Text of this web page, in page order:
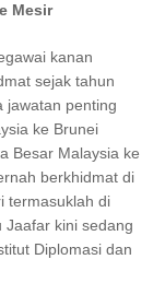
Mesir
kanan
sejak tahun
jawatan penting
ke Brunei
Besar Malaysia ke
berkhidmat di
termasuklah di
Jaafar kini sedang
Diplomasi dan